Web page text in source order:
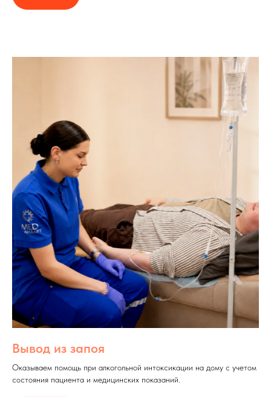
Вывод из запоя
Оказываем помощь при алкогольной интоксикации на дому с учетом
состояния пациента и медицинских показаний.